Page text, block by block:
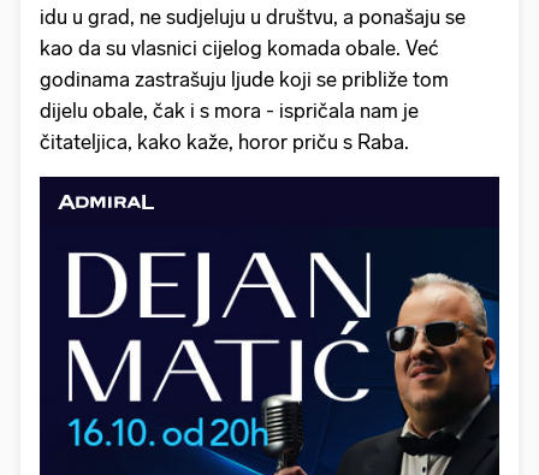
idu u grad, ne sudjeluju u društvu, a ponašaju se
kao da su vlasnici cijelog komada obale. Već
godinama zastrašuju ljude koji se približe tom
dijelu obale, čak i s mora - ispričala nam je
čitateljica, kako kaže, horor priču s Raba.